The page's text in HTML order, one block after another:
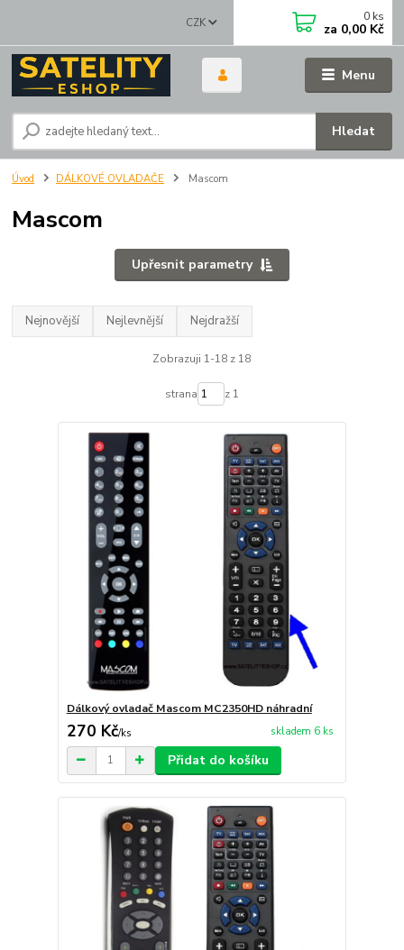
Menu
CZK
Hledat
0 ks
za 0,00 Kč
Úvod DÁLKOVÉ OVLADAČE Mascom
Mascom
Upřesnit parametry
Nejnovější Nejlevnější Nejdražší
Zobrazuji 1-18 z 18
strana z 1
Dálkový ovladač Mascom MC2350HD náhradní
270 Kč/ks skladem 6 ks
Přidat do košíku